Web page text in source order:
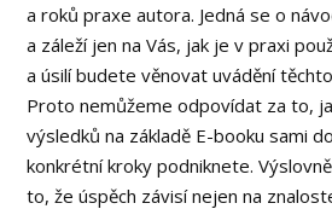
a roků praxe autora. Jedná se o
a záleží jen na Vás, jak je v praxi
a úsilí budete věnovat uvádění
Proto nemůžeme odpovídat za to,
výsledků na základě E-booku sami
konkrétní kroky podniknete.
to, že úspěch závisí nejen na